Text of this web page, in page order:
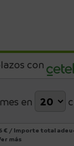
con
en
€ / Importe total
más